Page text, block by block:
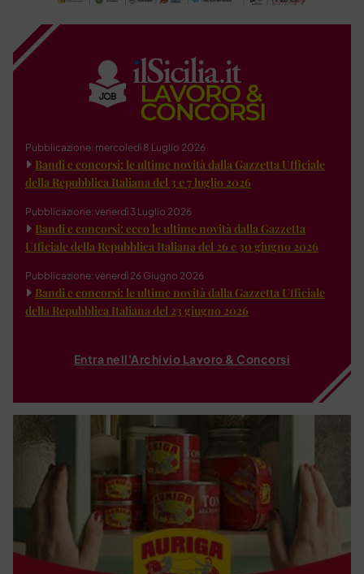
Pubblicazione: mercoledì 8 Luglio 2026
Bandi e concorsi: le ultime novità dalla Gazzetta Ufficiale
della Repubblica Italiana del 3 e 7 luglio 2026
Pubblicazione: venerdì 3 Luglio 2026
Bandi e concorsi: ecco le ultime novità dalla Gazzetta
Ufficiale della Repubblica Italiana del 26 e 30 giugno 2026
Pubblicazione: venerdì 26 Giugno 2026
Bandi e concorsi: le ultime novità dalla Gazzetta Ufficiale
della Repubblica Italiana del 23 giugno 2026
Entra nell'Archivio Lavoro & Concorsi